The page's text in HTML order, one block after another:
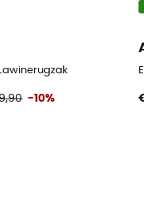
-10%